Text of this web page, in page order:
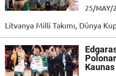
25/MAY/
Litvanya Milli Takımı, Dünya
Kaunas